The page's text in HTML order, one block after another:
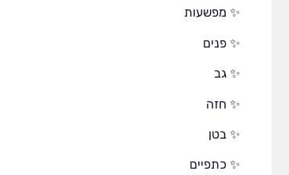
✨ מפשעות
✨ פנים
✨ גב
✨ חזה
✨ בטן
✨ כתפיים